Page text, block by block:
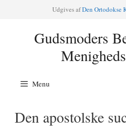
Udgi­ves afDen Orto­dok­se
Gudsmoders
Menu
Den apostolske